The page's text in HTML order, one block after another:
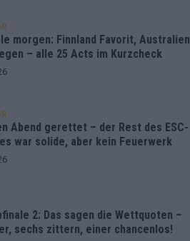
morgen: Finnland Favorit, Australien
– alle 25 Acts im Kurzcheck
Abend gerettet – der Rest des ESC-
war solide, aber kein Feuerwerk
2: Das sagen die Wettquoten –
sechs zittern, einer chancenlos!